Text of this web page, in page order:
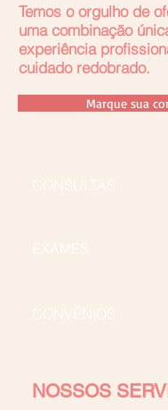
Temos o orgulho de
uma combinação
experiência
cuidado redobrado.
Marque sua
NOSSOS